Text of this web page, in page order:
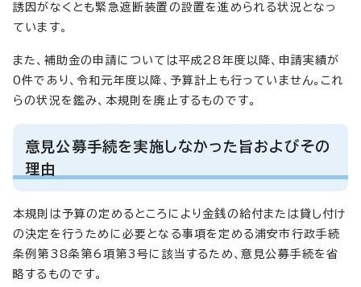
誘因がなくとも緊急遮断装置の設置を進められる状況となっ
ています。
また、補助金の申請については平成28年度以降、申請実績が
0件であり、令和元年度以降、予算計上も行っていません。これ
らの状況を鑑み、本規則を廃止するものです。
意見公募手続を実施しなかった旨およびその
理由
本規則は予算の定めるところにより金銭の給付または貸し付け
の決定を行うために必要となる事項を定める浦安市行政手続
条例第38条第6項第3号に該当するため、意見公募手続を省
略するものです。